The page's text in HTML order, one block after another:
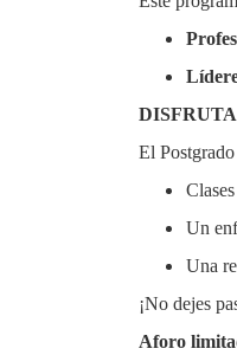
El
Un
Una
¡No dejes
Aforo